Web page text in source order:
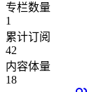
专栏数量
1
累计订阅
42
内容体量
18